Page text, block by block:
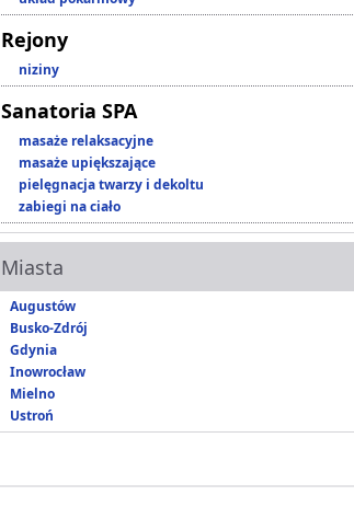
Rejony
niziny
Sanatoria SPA
masaże relaksacyjne
masaże upiększające
pielęgnacja twarzy i dekoltu
zabiegi na ciało
Miasta
Augustów
Busko-Zdrój
Gdynia
Inowrocław
Mielno
Ustroń